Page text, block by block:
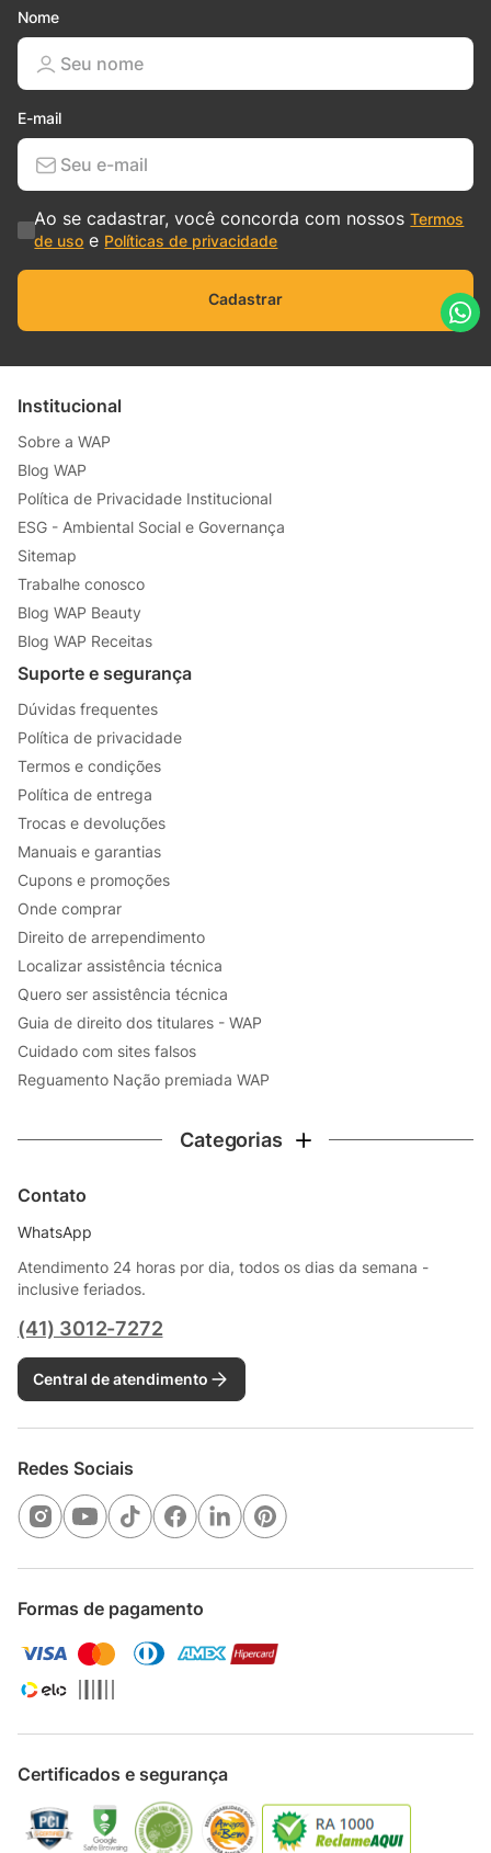
Nome
E-mail
Ao se cadastrar, você concorda com nossosTermos
de uso e Políticas de privacidade
Cadastrar
Institucional
Sobre a WAP
Blog WAP
Política de Privacidade Institucional
ESG - Ambiental Social e Governança
Sitemap
Trabalhe conosco
Blog WAP Beauty
Blog WAP Receitas
Suporte e segurança
Dúvidas frequentes
Política de privacidade
Termos e condições
Política de entrega
Trocas e devoluções
Manuais e garantias
Cupons e promoções
Onde comprar
Direito de arrependimento
Localizar assistência técnica
Quero ser assistência técnica
Guia de direito dos titulares - WAP
Cuidado com sites falsos
Reguamento Nação premiada WAP
Categorias
Contato
WhatsApp
Atendimento 24 horas por dia, todos os dias da semana -
inclusive feriados.
(41) 3012-7272
Central de atendimento
Redes Sociais
Formas de pagamento
Certificados e segurança